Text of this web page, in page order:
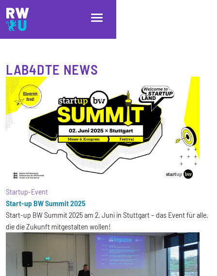
Direkt zum Inhalt
Direkt zur Hauptnavigation
Direkt zum Fußbereich
LAB4DTE NEWS
Startup-Event
Start-up BW Summit 2025
Start-up BW Summit 2025 am 2. Juni in Stuttgart – das Event für alle,
die die Zukunft mitgestalten wollen!